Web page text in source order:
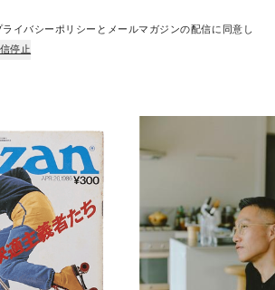
イバシーポリシーとメールマガジンの配信に同意し
停止